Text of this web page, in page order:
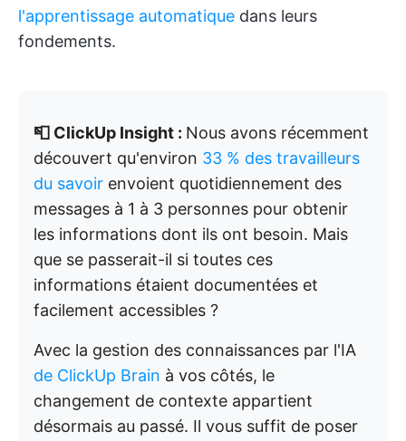
l'apprentissage automatique dans leurs
fondements.
📮 ClickUp Insight : Nous avons récemment
découvert qu'environ 33 % des travailleurs
du savoir envoient quotidiennement des
messages à 1 à 3 personnes pour obtenir
les informations dont ils ont besoin. Mais
que se passerait-il si toutes ces
informations étaient documentées et
facilement accessibles ?
Avec la gestion des connaissances par l'IA
de ClickUp Brain à vos côtés, le
changement de contexte appartient
désormais au passé. Il vous suffit de poser